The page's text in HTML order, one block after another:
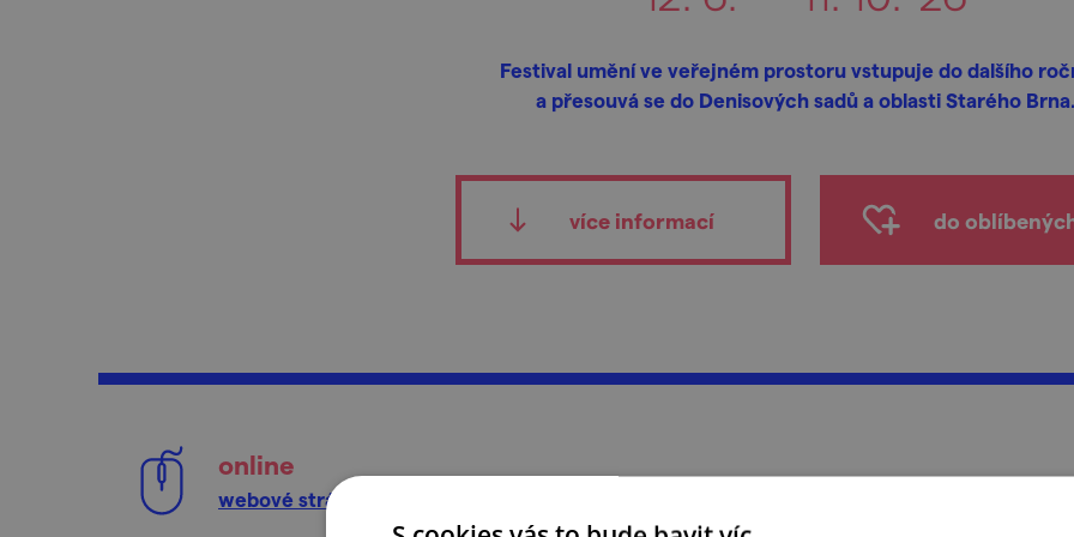
Festival umění ve veřejném prostoru vstupuje do dalšího
a přesouvá se do Denisových sadů a oblasti Starého Brna.
více informací do
online
webové stránky